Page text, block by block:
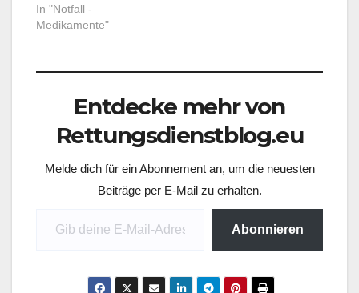
In "Notfall -
Medikamente"
Entdecke mehr von
Rettungsdienstblog.eu
Melde dich für ein Abonnement an, um die neuesten
Beiträge per E-Mail zu erhalten.
Abonnieren